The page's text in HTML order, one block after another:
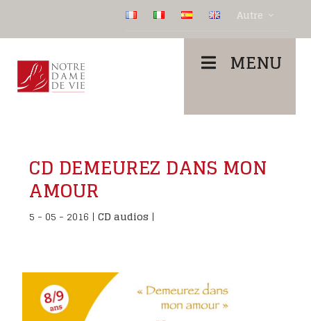
Autre
MENU
CD DEMEUREZ DANS MON
AMOUR
5 - 05 - 2016 |CD audios |